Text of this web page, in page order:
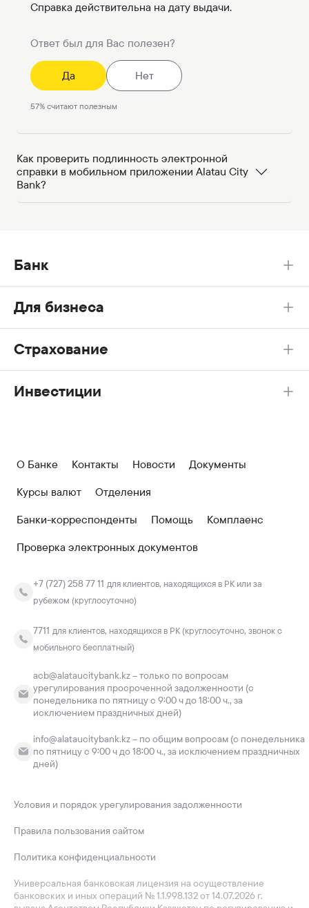
Справка действительна на дату выдачи.
Ответ был для Вас полезен?
Да Нет
57%считают полезным
Как проверить подлинность электронной
справки в мобильном приложении Alatau City
Bank?
Банк
Для бизнеса
Страхование
Инвестиции
О Банке Контакты Новости
Документы
Курсы валют
Отделения
Банки-корреспонденты
Помощь
Комплаенс
Проверка электронных документов
+7 (727) 258 77 11 для клиентов, находящихся в РК или за
рубежом (круглосуточно)
7711 для клиентов, находящихся в РК (круглосуточно, звонок с
мобильного бесплатный)
acb@alataucitybank.kz – только по вопросам
урегулирования просроченной задолженности (с
понедельника по пятницу с 9:00 ч до 18:00 ч., за
исключением праздничных дней)
info@alataucitybank.kz – по общим вопросам (с понедельника
по пятницу с 9:00 ч до 18:00 ч., за исключением праздничных
дней)
Универсальная банковская лицензия на осуществление
банковских и иных операций № 1.1.998.132 от 14.07.2026 г.
Условия и порядок урегулирования задолженности
Правила пользования сайтом
Политика конфиденциальности